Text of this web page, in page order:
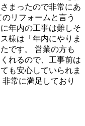
まったので非常にあ
リフォームと言う
年内の工事は難しそ
様は「年内にやりま
です。 営業の方も
れるので、工事前は
も安心していられま
常に満足しており